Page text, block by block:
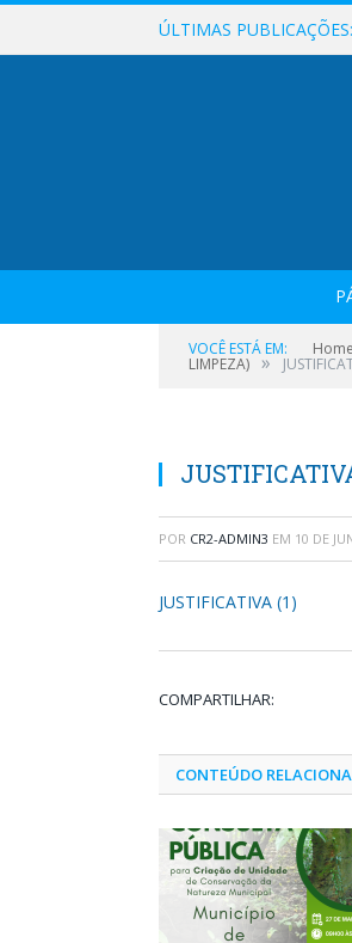
ÚLTIMAS PUBLICAÇÕES:
VOCÊ ESTÁ EM: Home
LIMPEZA) »
POR CR2-ADMIN3 EM 10 DE
JUSTIFICATIVA (1)
COMPARTILHAR:
CONTEÚDO